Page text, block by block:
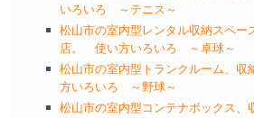
いろいろ ～テニス～
松山市の室内型レンタル収納スペー
店。 使い方いろいろ ～卓球～
松山市の室内型トランクルーム、
方いろいろ ～野球～
松山市の室内型コンテナボックス